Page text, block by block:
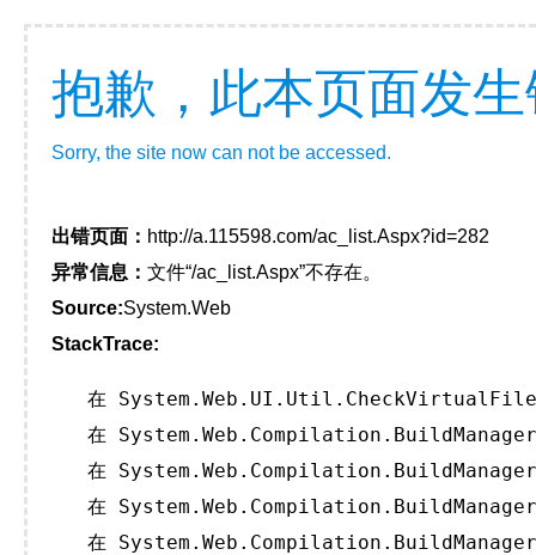
抱歉，此本页面发
Sorry, the site now can not be accessed.
出错页面： http://a.115598.com/ac_list.Aspx?id=282
异常信息： 文件“/ac_list.Aspx”不存在。
Source:System.Web
StackTrace:
在
在
在
在
在